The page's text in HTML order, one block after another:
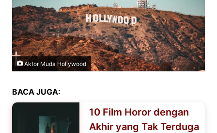
Aktor Muda Hollywood
BACA JUGA:
10 Film Horor dengan
Akhir yang Tak Terduga